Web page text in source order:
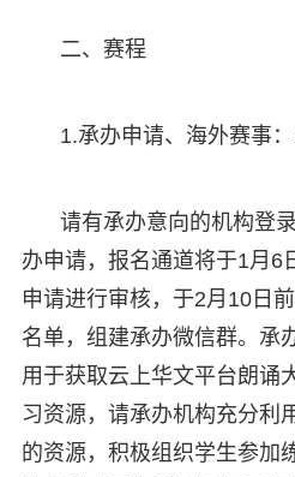
二、赛程
1.承办申请、海外赛事
请有承办意向的机构登
办申请，报名通道将于1月6
申请进行审核，于2月10日
名单，组建承办微信群。承
用于获取云上华文平台朗诵
习资源，请承办机构充分利
的资源，积极组织学生参加